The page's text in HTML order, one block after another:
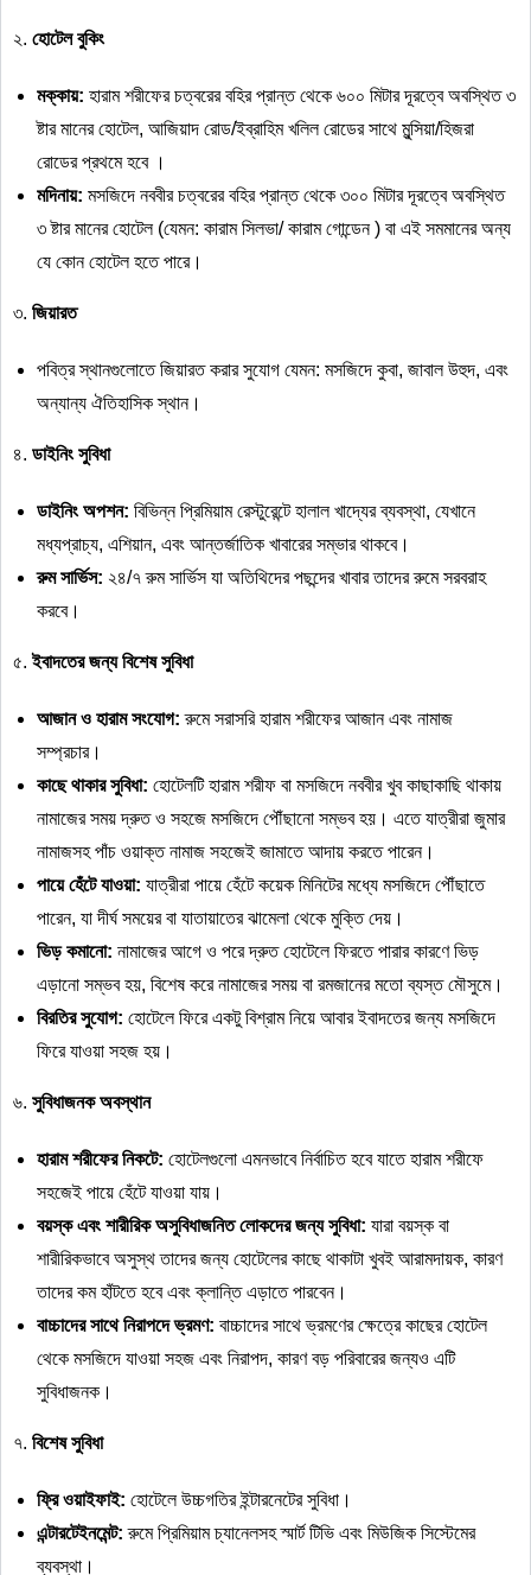
২. হোটেল বুকিং
মক্কায়: হারাম শরীফের চত্বরের বহির প্রান্ত থেকে ৬০০ মিটার দূরত্বে অবস্থিত ৩
ষ্টার মানের হোটেল, আজিয়াদ রোড/ইব্রাহিম খলিল রোডের সাথে মুন্সিয়া/হিজরা
রোডের প্রথমে হবে ।
মদিনায়: মসজিদে নববীর চত্বরের বহির প্রান্ত থেকে ৩০০ মিটার দূরত্বে অবস্থিত
৩ ষ্টার মানের হোটেল (যেমন: কারাম সিলভা/ কারাম গোন্ডেন ) বা এই সমমানের অন্য
যে কোন হোটেল হতে পারে।
৩. জিয়ারত
পবিত্র স্থানগুলোতে জিয়ারত করার সুযোগ যেমন: মসজিদে কুবা, জাবাল উহুদ, এবং
অন্যান্য ঐতিহাসিক স্থান।
৪. ডাইনিং সুবিধা
ডাইনিং অপশন: বিভিন্ন প্রিমিয়াম রেস্টুরেন্টে হালাল খাদ্যের ব্যবস্থা, যেখানে
মধ্যপ্রাচ্য, এশিয়ান, এবং আন্তর্জাতিক খাবারের সম্ভার থাকবে।
রুম সার্ভিস: ২৪/৭ রুম সার্ভিস যা অতিথিদের পছন্দের খাবার তাদের রুমে সরবরাহ
করবে।
৫.ইবাদতের জন্য বিশেষ সুবিধা
আজান ও হারাম সংযোগ: রুমে সরাসরি হারাম শরীফের আজান এবং নামাজ
সম্প্রচার।
কাছে থাকার সুবিধা: হোটেলটি হারাম শরীফ বা মসজিদে নববীর খুব কাছাকাছি থাকায়
নামাজের সময় দ্রুত ও সহজে মসজিদে পৌঁছানো সম্ভব হয়। এতে যাত্রীরা জুমার
নামাজসহ পাঁচ ওয়াক্ত নামাজ সহজেই জামাতে আদায় করতে পারেন।
পায়ে হেঁটে যাওয়া: যাত্রীরা পায়ে হেঁটে কয়েক মিনিটের মধ্যে মসজিদে পৌঁছাতে
পারেন, যা দীর্ঘ সময়ের বা যাতায়াতের ঝামেলা থেকে মুক্তি দেয়।
ভিড় কমানো: নামাজের আগে ও পরে দ্রুত হোটেলে ফিরতে পারার কারণে ভিড়
এড়ানো সম্ভব হয়, বিশেষ করে নামাজের সময় বা রমজানের মতো ব্যস্ত মৌসুমে।
বিরতির সুযোগ: হোটেলে ফিরে একটু বিশ্রাম নিয়ে আবার ইবাদতের জন্য মসজিদে
ফিরে যাওয়া সহজ হয়।
৬. সুবিধাজনক অবস্থান
হারাম শরীফের নিকটে: হোটেলগুলো এমনভাবে নির্বাচিত হবে যাতে হারাম শরীফে
সহজেই পায়ে হেঁটে যাওয়া যায়।
বয়স্ক এবং শারীরিক অসুবিধাজনিত লোকদের জন্য সুবিধা: যারা বয়স্ক বা
শারীরিকভাবে অসুস্থ তাদের জন্য হোটেলের কাছে থাকাটা খুবই আরামদায়ক, কারণ
তাদের কম হাঁটতে হবে এবং ক্লান্তি এড়াতে পারবেন।
বাচ্চাদের সাথে নিরাপদে ভ্রমণ: বাচ্চাদের সাথে ভ্রমণের ক্ষেত্রে কাছের হোটেল
থেকে মসজিদে যাওয়া সহজ এবং নিরাপদ, কারণ বড় পরিবারের জন্যও এটি
সুবিধাজনক।
৭. বিশেষ সুবিধা
ফ্রি ওয়াইফাই: হোটেলে উচ্চগতির ইন্টারনেটের সুবিধা।
এন্টারটেইনমেন্ট: রুমে প্রিমিয়াম চ্যানেলসহ স্মার্ট টিভি এবং মিউজিক সিস্টেমের
ব্যবস্থা।